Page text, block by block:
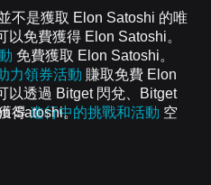
不是獲取 Elon Satoshi 的唯
免費獲得 Elon Satoshi。
免費獲取 Elon Satoshi。
力領券活動 賺取免費 Elon
得進行中的挑戰和活動 空
以透過 Bitget 閃兌、Bitget
Satoshi。